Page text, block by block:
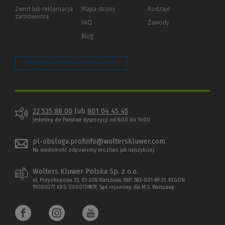
innej
Zwrot lub reklamacja
zamówienia
Mapa strony
FAQ
Blog
Rodzaje
Zawody
Zarządzaj preferencjami plików cookie
22 535 88 00 lub 801 04 45 45
Jesteśmy do Państwa dyspozycji od 8:00 do 16:00
pl-obsluga.profinfo@wolterskluwer.com
Na wiadomość odpowiemy możliwe jak najszybciej.
Wolters Kluwer Polska Sp. z o.o.
ul. Przyokopowa 33, 01-208 Warszawa; NIP: 583-001-89-31, REGON:
190610277, KRS: 0000709879, Sąd rejonowy dla M.S. Warszawy